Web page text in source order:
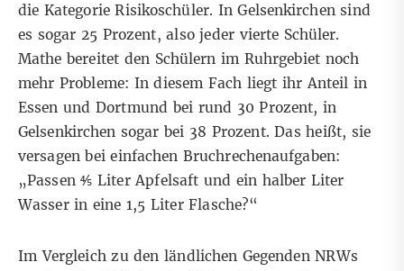
die Kategorie Risikoschüler. In Gelsenkirchen sind
es sogar 25 Prozent, also jeder vierte Schüler.
Mathe bereitet den Schülern im Ruhrgebiet noch
mehr Probleme: In diesem Fach liegt ihr Anteil in
Essen und Dortmund bei rund 30 Prozent, in
Gelsenkirchen sogar bei 38 Prozent. Das heißt, sie
versagen bei einfachen Bruchrechenaufgaben:
„Passen ⅘ Liter Apfelsaft und ein halber Liter
Wasser in eine 1,5 Liter Flasche?“
Im Vergleich zu den ländlichen Gegenden NRWs